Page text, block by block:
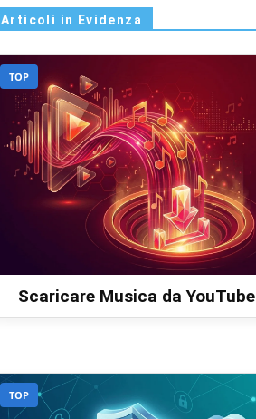
Articoli in Evidenza
TOP
Scaricare Musica da YouTube
TOP